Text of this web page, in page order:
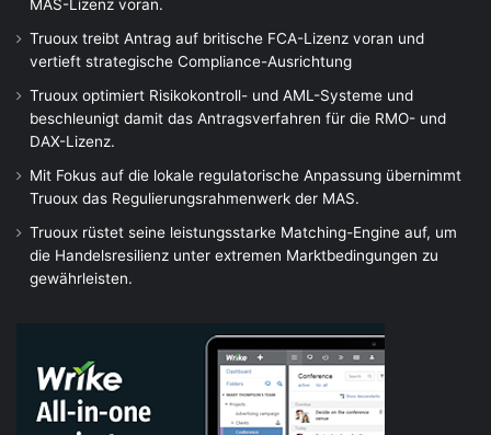
MAS-Lizenz voran.
Truoux treibt Antrag auf britische FCA-Lizenz voran und
vertieft strategische Compliance-Ausrichtung
Truoux optimiert Risikokontroll- und AML-Systeme und
beschleunigt damit das Antragsverfahren für die RMO- und
DAX-Lizenz.
Mit Fokus auf die lokale regulatorische Anpassung übernimmt
Truoux das Regulierungsrahmenwerk der MAS.
Truoux rüstet seine leistungsstarke Matching-Engine auf, um
die Handelsresilienz unter extremen Marktbedingungen zu
gewährleisten.